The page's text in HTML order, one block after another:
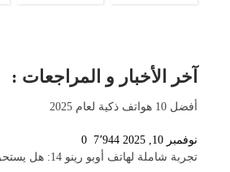
آخر الأخبار و المراجعات :
أفضل 10 هواتف ذكية لعام 2025
نوفمبر 10, 2025 7٬944
تجربة شاملة لهاتف أوبو رينو 14: هل يستحق الشراء؟